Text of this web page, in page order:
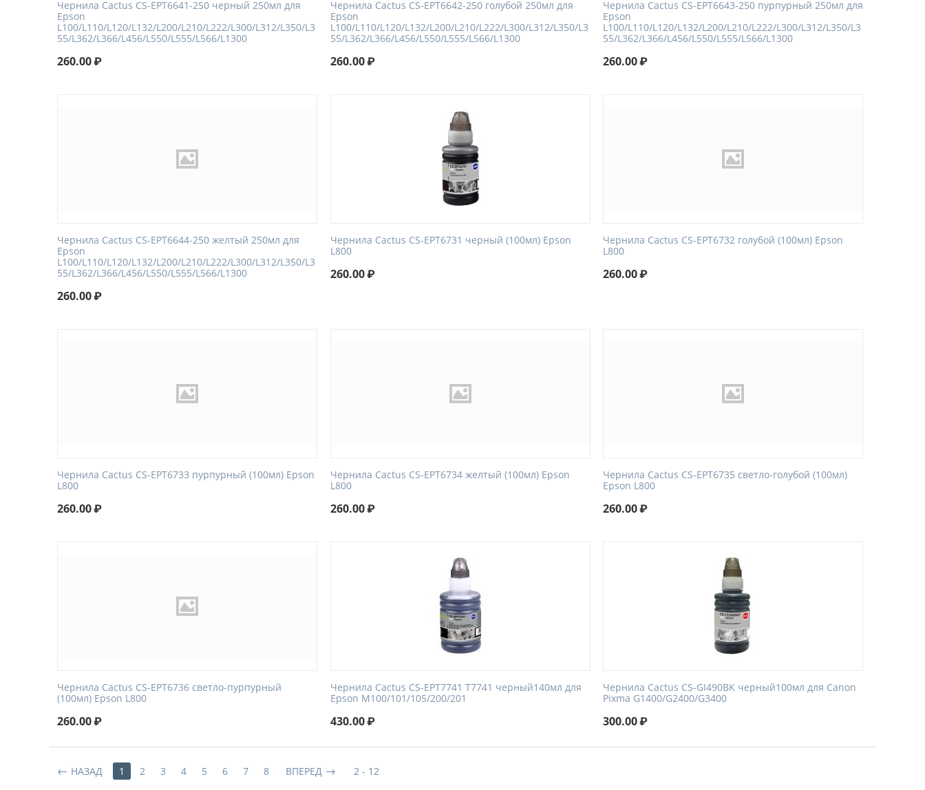
Чернила Cactus CS-EPT6641-250 черный 250мл для
Epson
L100/L110/L120/L132/L200/L210/L222/L300/L312/L350/L3
55/L362/L366/L456/L550/L555/L566/L1300
260.00₽
Чернила Cactus CS-EPT6642-250 голубой 250мл для
Epson
L100/L110/L120/L132/L200/L210/L222/L300/L312/L350/L3
55/L362/L366/L456/L550/L555/L566/L1300
260.00₽
Чернила Cactus CS-EPT6643-250 пурпурный 250мл для
Epson
L100/L110/L120/L132/L200/L210/L222/L300/L312/L350/L3
55/L362/L366/L456/L550/L555/L566/L1300
260.00₽
Чернила Cactus CS-EPT6644-250 желтый 250мл для
Epson
L100/L110/L120/L132/L200/L210/L222/L300/L312/L350/L3
55/L362/L366/L456/L550/L555/L566/L1300
260.00₽
Чернила Cactus CS-EPT6731 черный (100мл) Epson
L800
260.00₽
Чернила Cactus CS-EPT6732 голубой (100мл) Epson
L800
260.00₽
Чернила Cactus CS-EPT6733 пурпурный (100мл) Epson
L800
260.00₽
Чернила Cactus CS-EPT6734 желтый (100мл) Epson
L800
260.00₽
Чернила Cactus CS-EPT6735 светло-голубой (100мл)
Epson L800
260.00₽
Чернила Cactus CS-EPT6736 светло-пурпурный
(100мл) Epson L800
260.00₽
Чернила Cactus CS-EPT7741 T7741 черный140мл для
Epson M100/101/105/200/201
430.00₽
Чернила Cactus CS-GI490BK черный100мл для Canon
Pixma G1400/G2400/G3400
300.00₽
НАЗАД 1 2 3 4 5 6 7 8 ВПЕРЕД 2 - 12